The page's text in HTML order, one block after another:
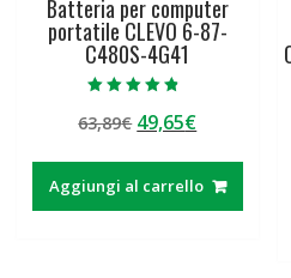
Batteria per computer
portatile CLEVO 6-87-
C480S-4G41
4.50
su 5
63,89€ Il
originale
era:
49,65€Il
attuale
è:
Aggiungi al carrello